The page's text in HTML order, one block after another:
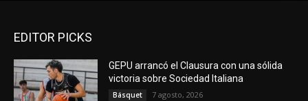
EDITOR PICKS
GEPU arrancó el Clausura con una sólida
victoria sobre Sociedad Italiana
Básquet 7 agosto, 2026